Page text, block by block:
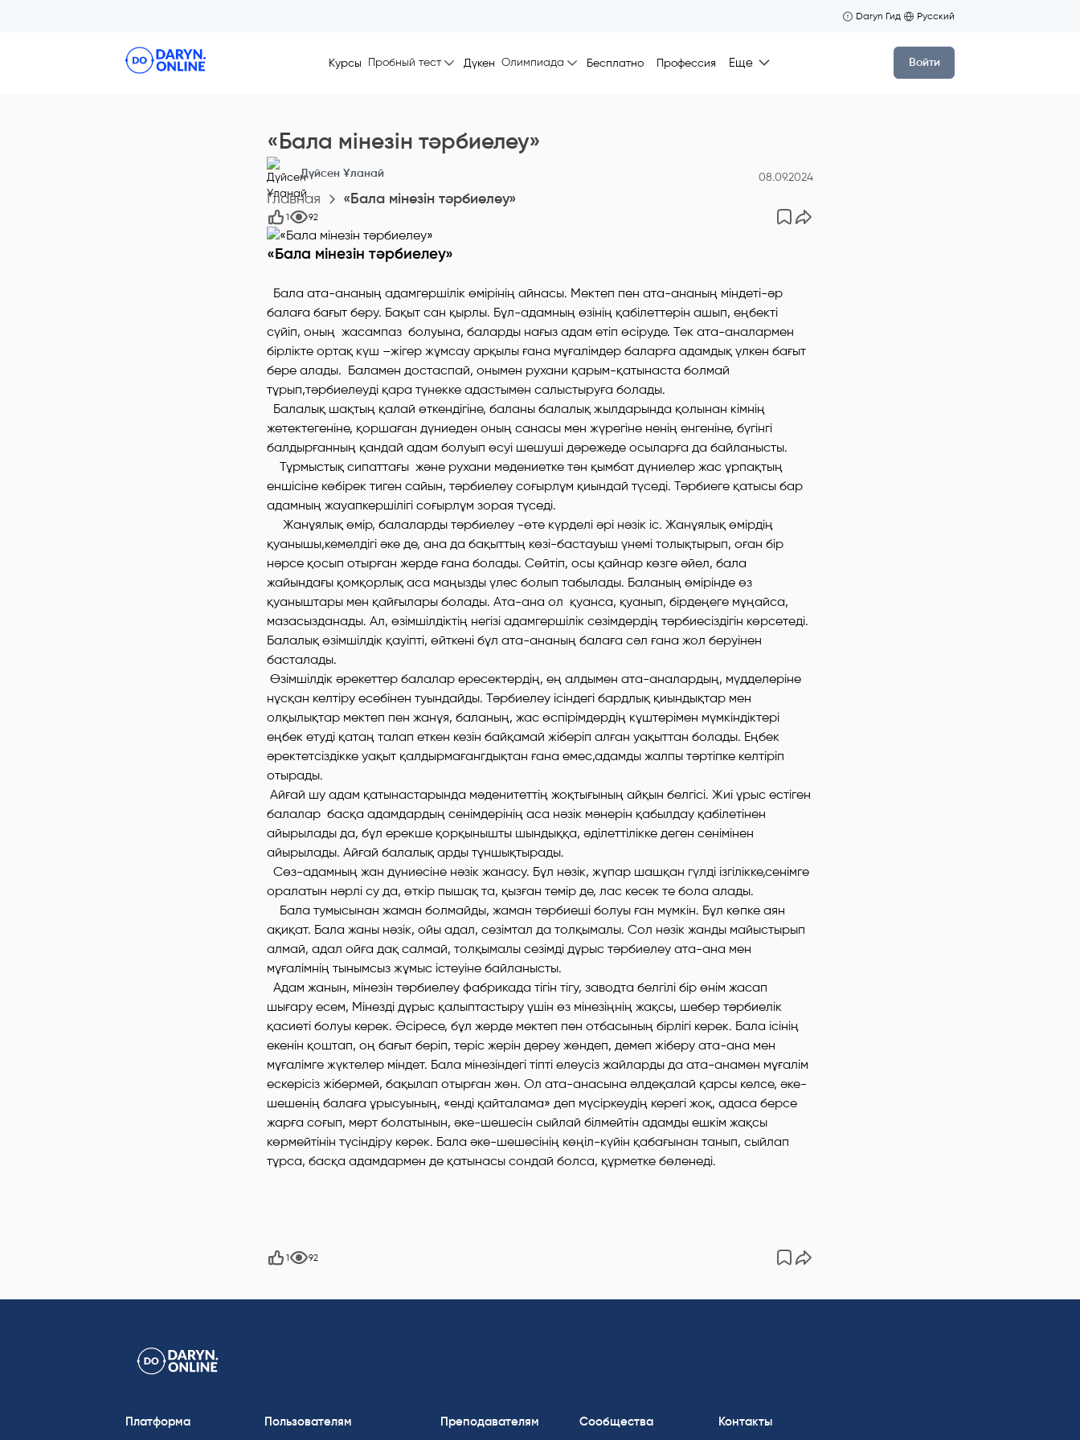
Daryn Гид Русский
Курсы Пробный тест Дүкен Олимпиада Бесплатно Профессия Еще Войти
«Бала мінезін тәрбиелеу»
Дүйсен Ұланай 08.09.2024
Главная «Бала мінезін тәрбиелеу»
1 92
«Бала мінезін тәрбиелеу»
Бала ата-ананың адамгершілік өмірінің айнасы. Мектеп пен ата-ананың міндеті-әр
балаға бағыт беру. Бақыт сан қырлы. Бұл-адамның өзінің қабілеттерін ашып, еңбекті
сүйіп, оның жасампаз болуына, баларды нағыз адам етіп өсіруде. Тек ата-аналармен
бірлікте ортақ күш –жігер жұмсау арқылы ғана мұғалімдер баларға адамдық үлкен бағыт
бере алады. Баламен достаспай, онымен рухани қарым-қатынаста болмай
тұрып,тәрбиелеуді қара түнекке адастымен салыстыруға болады.
Балалық шақтың қалай өткендігіне, баланы балалық жылдарында қолынан кімнің
жетектегеніне, қоршаған дүниеден оның санасы мен жүрегіне ненің енгеніне, бүгінгі
балдырғанның қандай адам болуып өсуі шешуші дәрежеде осыларға да байланысты.
Тұрмыстық сипаттағы және рухани мәдениетке тән қымбат дүниелер жас ұрпақтың
еншісіне көбірек тиген сайын, тәрбиелеу соғырлұм қиындай түседі. Тәрбиеге қатысы бар
адамның жауапкершілігі соғырлұм зорая түседі.
Жанұялық өмір, балаларды тәрбиелеу -өте күрделі әрі нәзік іс. Жанұялық өмірдің
қуанышы,кемелдігі әке де, ана да бақыттың көзі-бастауыш үнемі толықтырып, оған бір
нәрсе қосып отырған жерде ғана болады. Сөйтіп, осы қайнар көзге әйел, бала
жайындағы қомқорлық аса маңызды үлес болып табылады. Баланың өмірінде өз
қуаныштары мен қайғылары болады. Ата-ана ол қуанса, қуанып, бірдеңеге мұңайса,
мазасызданады. Ал, өзімшілдіктің негізі адамгершілік сезімдердің тәрбиесіздігін көрсетеді.
Балалық өзімшілдік қауіпті, өйткені бұл ата-ананың балаға сәл ғана жол беруінен
басталады.
Өзімшілдік әрекеттер балалар ересектердің, ең алдымен ата-аналардың, мүдделеріне
нұсқан келтіру есебінен туындайды. Тәрбиелеу ісіндегі бардлық қиындықтар мен
олқылықтар мектеп пен жанұя, баланың, жас өспірімдердің кұштерімен мүмкіндіктері
еңбек етуді қатаң талап еткен кезін байқамай жіберіп алған уақыттан болады. Еңбек
әректетсіздікке уақыт қалдырмағангдықтан ғана емес,адамды жалпы тәртіпке келтіріп
отырады.
Айғай шу адам қатынастарында мәденитеттің жоқтығының айқын белгісі. Жиі ұрыс естіген
балалар басқа адамдардың сенімдерінің аса нәзік мәнерін қабылдау қабілетінен
айырылады да, бұл ерекше қорқынышты шындыққа, әділеттілікке деген сенімінен
айырылады. Айғай балалық арды тұншықтырады.
Сөз-адамның жан дүниесіне нәзік жанасу. Бұл нәзік, жұпар шашқан гүлді ізгілікке,сенімге
оралатын нәрлі су да, өткір пышақ та, қызған темір де, лас кесек те бола алады.
Бала тумысынан жаман болмайды, жаман тәрбиеші болуы ған мүмкін. Бұл көпке аян
ақиқат. Бала жаны нәзік, ойы адал, сезімтал да толқымалы. Сол нәзік жанды майыстырып
алмай, адал ойға дақ салмай, толқымалы сезімді дұрыс тәрбиелеу ата-ана мен
мұғалімнің тынымсыз жұмыс істеуіне байланысты.
Адам жанын, мінезін тәрбиелеу фабрикада тігін тігу, заводта белгілі бір өнім жасап
шығару есем, Мінезді дұрыс қалыптастыру үшін өз мінезіңнің жақсы, шебер тәрбиелік
қасиеті болуы керек. Әсіресе, бұл жерде мектеп пен отбасының бірлігі керек. Бала ісінің
екенін қоштап, оң бағыт беріп, теріс жерін дереу жөндеп, демеп жіберу ата-ана мен
мұғалімге жүктелер міндет. Бала мінезіндегі тіпті елеусіз жайларды да ата-анамен мұғалім
ескерісіз жібермей, бақылап отырған жөн. Ол ата-анасына әлдеқалай қарсы келсе, әке-
шешенің балаға ұрысуының, «енді қайталама» деп мүсіркеудің керегі жоқ, адаса берсе
жарға соғып, мерт болатынын, әке-шешесін сыйлай білмейтін адамды ешкім жақсы
көрмейтінін түсіндіру керек. Бала әке-шешесінің көңіл-күйін қабағынан танып, сыйлап
тұрса, басқа адамдармен де қатынасы сондай болса, құрметке бөленеді.
1 92
Платформа Пользователям Преподавателям Сообщества Контакты